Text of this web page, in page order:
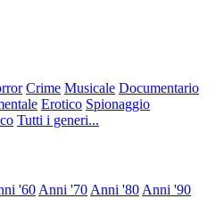
Crime Musicale Documentario
Erotico Spionaggio
Tutti i generi...
'60 Anni '70 Anni '80 Anni '90